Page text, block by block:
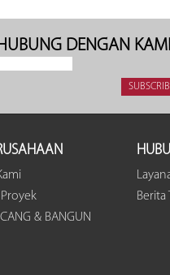
DENGAN KAMI
& BANGUN
Berita